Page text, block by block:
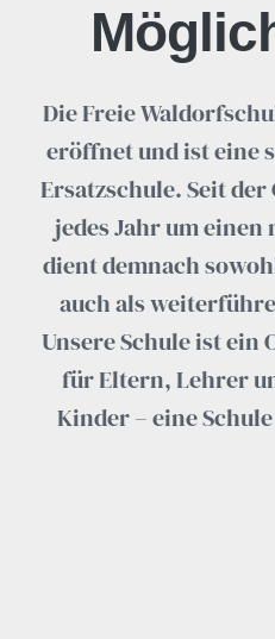
Die Freie
eröffnet und ist eine
Ersatzschule. Seit
jedes Jahr um einen
dient demnach
auch als
Unsere Schule ist ein
für Eltern, Lehrer
Kinder – eine